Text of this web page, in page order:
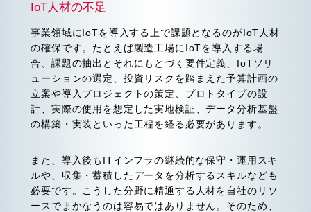
IoT人材の不足
事業領域にIoTを導入する上で課題となるのがIoT人材
の確保です。たとえば製造工場にIoTを導入する場
合、課題の抽出とそれにもとづく要件定義、IoTソリ
ューションの選定、投資リスクを踏まえた予算計画の
立案や導入プロジェクトの策定、プロトタイプの設
計、実際の使用を想定した実地検証、データ分析基盤
の構築・実装といった工程を経る必要があります。
また、導入後もITインフラの継続的な保守・運用スキ
ルや、収集・蓄積したデータを分析するスキルなども
必要です。こうした分野に精通する人材を自社のリソ
ースでまかなうのは容易ではありません。そのため、